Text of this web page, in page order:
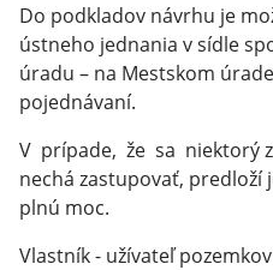
Do podkladov návrhu je
ústneho jednania v sídle
úradu – na Mestskom
pojednávaní.
V prípade, že sa niektorý
nechá zastupovať, predloží
plnú moc.
Vlastník - užívateľ